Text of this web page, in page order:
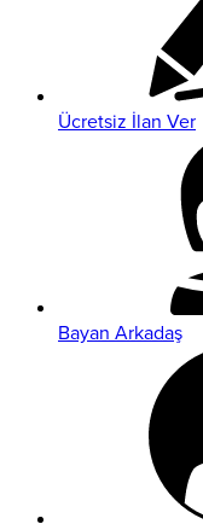
Ücretsiz İlan Ver
Bayan Arkadaş